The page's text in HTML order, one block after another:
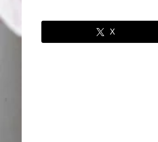
X